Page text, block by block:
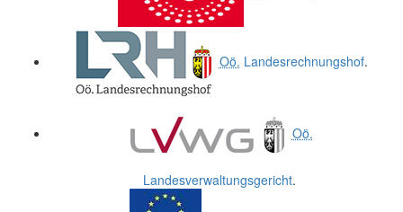
Oö. Landesrechnungshof.
Oö.
Landesverwaltungsgericht.